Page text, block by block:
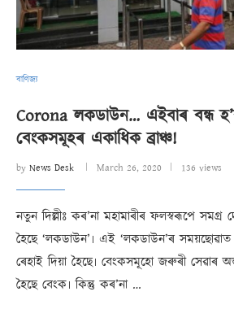
বাণিজ্য
Corona লকডাউন… এইবাৰ বন্ধ
বেংকসমূহৰ একাধিক ব্ৰাঞ্চ!
by News Desk March 26, 2020 136 views
নতুন দিল্লীঃ কৰ’না মহামাৰীৰ ফলস্বৰূপে
হৈছে ‘লকডাউন’৷ এই ‘লকডাউন’ৰ
ৰেহাই দিয়া হৈছে৷ বেংকসমূহো জৰুৰী সেৱাৰ
হৈছে বেংক৷ কিন্তু কৰ’না …